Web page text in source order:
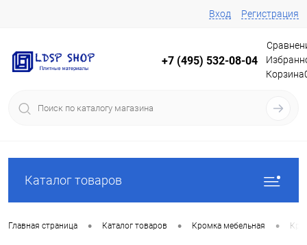
Вход Регистрация
+7 (495) 532-08-04
Корзина
Каталог товаров
Главная страница • Каталог товаров • Кромка мебельная •